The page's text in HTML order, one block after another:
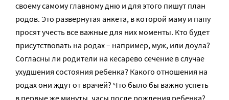
своему самому главному дню и для этого пишут план
родов. Это развернутая анкета, в которой маму и папу
просят учесть все важные для них моменты. Кто будет
присутствовать на родах – например, муж, или доула?
Согласны ли родители на кесарево сечение в случае
ухудшения состояния ребенка? Какого отношения на
родах они ждут от врачей? Что было бы важно успеть